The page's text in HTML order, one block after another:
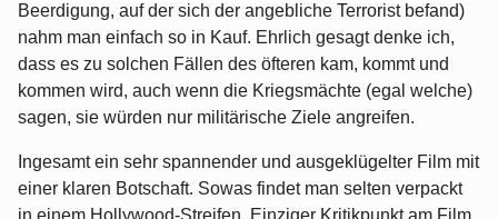
Beerdigung, auf der sich der angebliche Terrorist befand)
nahm man einfach so in Kauf. Ehrlich gesagt denke ich,
dass es zu solchen Fällen des öfteren kam, kommt und
kommen wird, auch wenn die Kriegsmächte (egal welche)
sagen, sie würden nur militärische Ziele angreifen.
Ingesamt ein sehr spannender und ausgeklügelter Film mit
einer klaren Botschaft. Sowas findet man selten verpackt